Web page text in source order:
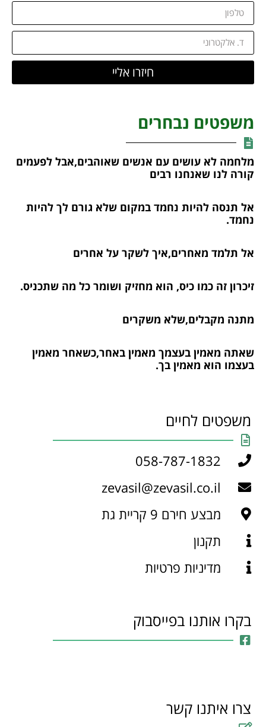
חיזרו אליי
משפטים נבחרים
מלחמה לא עושים עם אנשים שאוהבים,אבל לפעמים
קורה לנו שאנחנו רבים
אל תנסה להיות נחמד במקום שלא גורם לך להיות
נחמד.
אל תלמד מאחרים,איך לשקר על אחרים
זיכרון זה כמו כיס, הוא מחזיק ושומר כל מה שתכניס.
מתנה מקבלים,שלא משקרים
שאתה מאמין בעצמך מאמין באחר,כשאחר מאמין
בעצמו הוא מאמין בך.
משפטים לחיים
058-787-1832
zevasil@zevasil.co.il
מבצע חירם 9 קריית גת
תקנון
מדיניות פרטיות
בקרו אותנו בפייסבוק
צרו איתנו קשר